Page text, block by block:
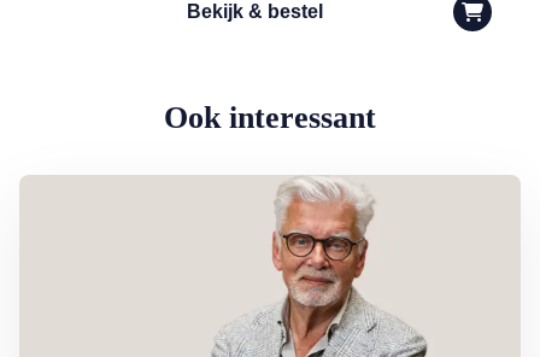
Bekijk & bestel
Ook interessant
Lees meer over Column Jan Slagter: Samen staan we sterk